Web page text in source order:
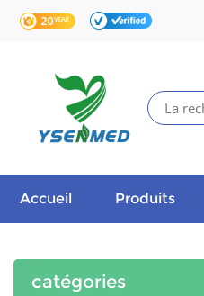
Accueil Produits
catégories